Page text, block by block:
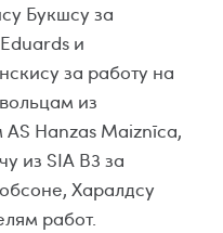
Букшсу за
и
за работу на
из
Hanzas Maiznīca,
из SIA B3 за
Харалдсу
работ.